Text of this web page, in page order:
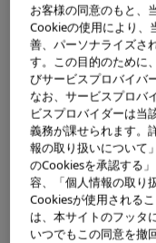
お客様の同意のもと、
Cookieの使用により、
善、パーソナライズさ
す。この目的のために
びサービスプロバイバ
なお、サービスプロバ
ビスプロバイダーは当
義務が課せられます。
報の取り扱いについて
のCookiesを承認する
容、「個人情報の取り
Cookiesが使用される
は、本サイトのフッタ
いつでもこの同意を撤